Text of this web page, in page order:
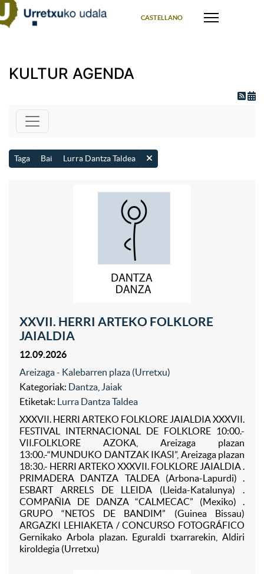
CASTELLANO
KULTUR AGENDA
Taga Bai Lurra Dantza Taldea
XXVII. HERRI ARTEKO FOLKLORE
JAIALDIA
12.09.2026
Areizaga - Kalebarren plaza (Urretxu)
Kategoriak: Dantza Jaiak
Etiketak: Lurra Dantza Taldea
XXXVII. HERRI ARTEKO FOLKLORE JAIALDIA XXXVII.
FESTIVAL INTERNACIONAL DE FOLKLORE 10:00.-
VII.FOLKLORE AZOKA, Areizaga plazan
13:00.-“MUNDUKO DANTZAK IKASI”, Areizaga plazan
18:30.- HERRI ARTEKO XXXVII. FOLKLORE JAIALDIA .
PRIMADERA DANTZA TALDEA (Arbona-Lapurdi) .
ESBART ARRELS DE LLEIDA (Lleida-Katalunya) .
COMPAÑIA DE DANZA “CALMECAC” (Mexiko) .
GRUPO “NETOS DE BANDIM” (Guinea Bissau)
ARGAZKI LEHIAKETA / CONCURSO FOTOGRÁFICO
Gernikako Arbola plazan. Eguraldi txarrarekin, Aldiri
kiroldegia (Urretxu)